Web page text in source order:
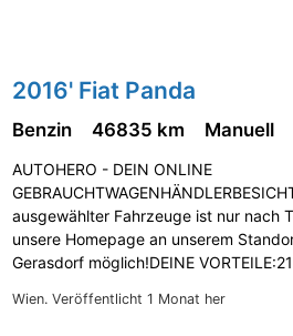
2016' Fiat Panda
Wien. Veröffentlicht 1 Monat her
Benzin 46835 km Manuell
AUTOHERO - DEIN ONLINE
ausgewählter Fahrzeuge ist nur nach
unsere Homepage an unserem
Gerasdorf möglich!DEINE